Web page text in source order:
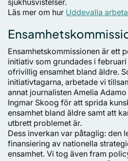
sjukhusvistelser.
Läs mer om hur Uddevalla
Ensamhetskommissionen är ett
initiativ som grundades i
ofrivillig ensamhet bland äldre.
initiativtagarna, arbetade vi
annat journalisten Amelia
Ingmar Skoog för att sprida
ensamhet bland äldre samt att
utbrett problemet är.
Dess inverkan var påtaglig: den
finansiering av nationella
ensamhet. Vi tog även fram